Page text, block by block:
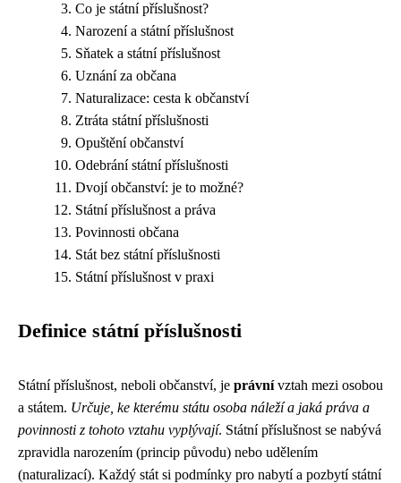
Co je státní příslušnost?
Narození a státní příslušnost
Sňatek a státní příslušnost
Uznání za občana
Naturalizace: cesta k občanství
Ztráta státní příslušnosti
Opuštění občanství
Odebrání státní příslušnosti
Dvojí občanství: je to možné?
Státní příslušnost a práva
Povinnosti občana
Stát bez státní příslušnosti
Státní příslušnost v praxi
Definice státní příslušnosti
Státní příslušnost, neboli občanství, je právnívztah mezi osobou
a státem. Určuje, ke kterému státu osoba náleží a jaká práva a
povinnosti z tohoto vztahu vyplývají. Státní příslušnost se nabývá
zpravidla narozením (princip původu) nebo udělením
(naturalizací). Každý stát si podmínky pro nabytí a pozbytí státní